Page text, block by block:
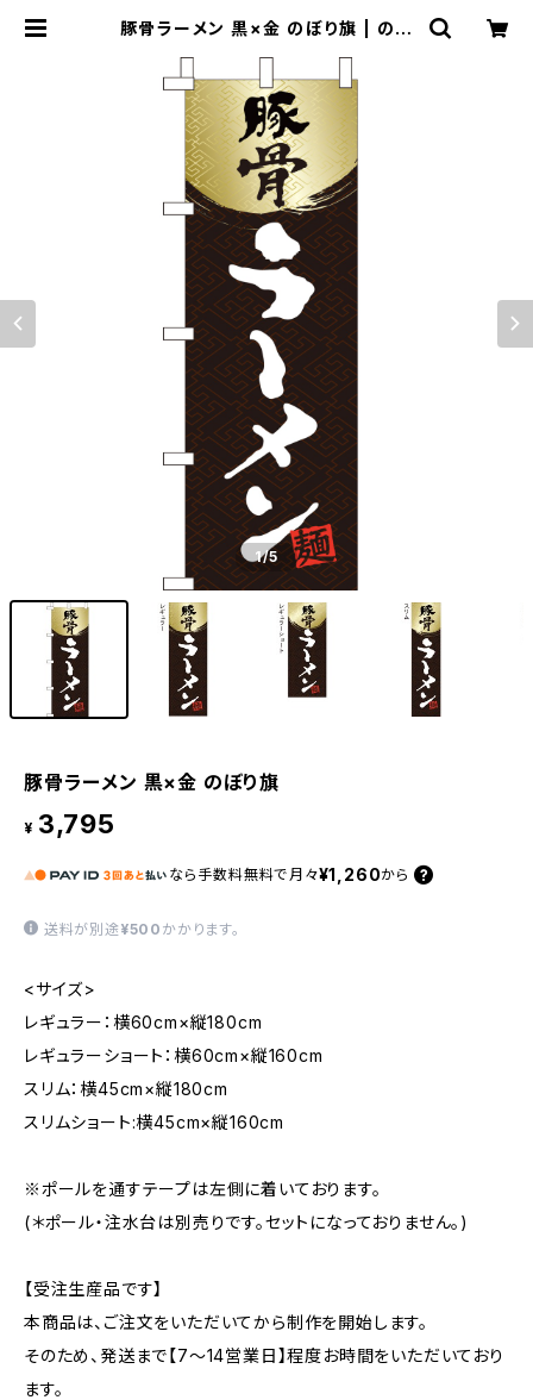
豚骨ラーメン 黒×金 のぼり旗 | のぼ
1/5
豚骨ラーメン 黒×金 のぼり旗
¥ 3,795
なら 手数料無料で 月々¥1,260から
送料が別途 ¥500 かかります。
<サイズ>
レギュラー：横60cm×縦180cm
レギュラーショート：横60cm×縦160cm
スリム：横45cm×縦180cm
スリムショート:横45cm×縦160cm
※ポールを通すテープは左側に着いております。
(＊ポール・注水台は別売りです。セットになっておりません。)
【受注生産品です】
本商品は、ご注文をいただいてから制作を開始します。
そのため、発送まで【7〜14営業日】程度お時間をいただいており
ます。